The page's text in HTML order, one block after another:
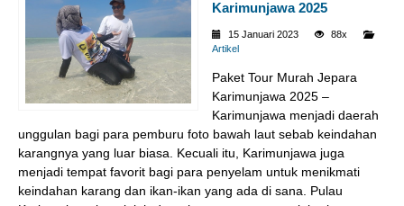
Karimunjawa 2025
15 Januari 2023
88x
Artikel
Paket Tour Murah Jepara
Karimunjawa 2025 –
Karimunjawa menjadi daerah
unggulan bagi para pemburu foto bawah laut sebab keindahan
karangnya yang luar biasa. Kecuali itu, Karimunjawa juga
menjadi tempat favorit bagi para penyelam untuk menikmati
keindahan karang dan ikan-ikan yang ada di sana. Pulau